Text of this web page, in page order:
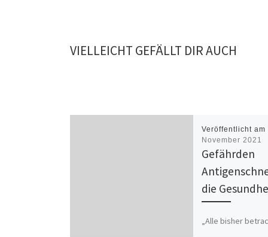
VIELLEICHT GEFÄLLT DIR AUCH
Veröffentlicht am
November 2021
Gefährden
die
„Alle bisher